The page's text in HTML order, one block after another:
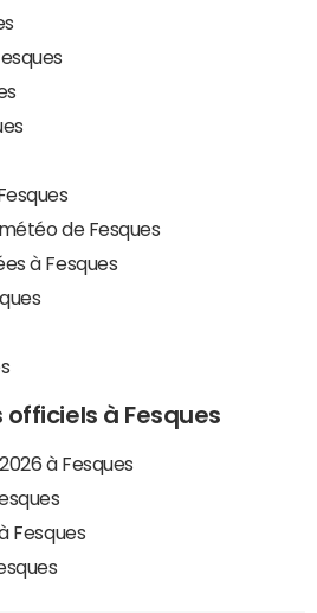
de Fesques
à Fesques
à Fesques
à Fesques
Fesques